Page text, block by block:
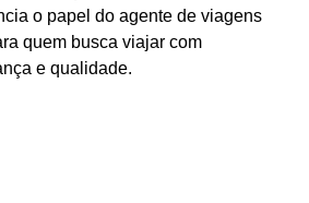
o papel do agente de viagens
quem busca viajar com
e qualidade.